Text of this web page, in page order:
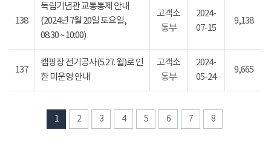
138
독립기념관 교통통제 안내
(2024년 7월 20일 토요일,
08:30 ~ 10:00)
고객소
통부
2024-
07-15
9,138
137
캠핑장 전기공사(5.27. 월)로 인
한 미운영 안내
고객소
통부
2024-
05-24
9,665
1 2 3 4 5 6 7 8